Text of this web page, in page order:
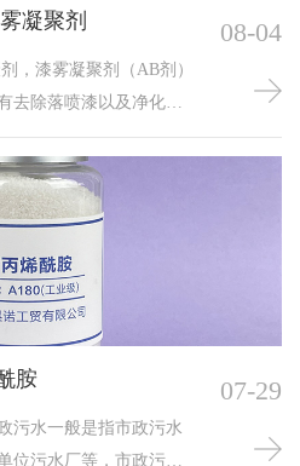
凝聚剂
，漆雾凝聚剂（AB剂）
去除落喷漆以及净化水
的滋生，防止漆雾粘帘
称AB剂或油漆污水处理
漆污水处理用净水产
剂分A剂和B剂两个组
聚漆渣并上浮，而在现
废水处理必不可少的一
性漆污水处理以及油性
08-04
胺
污水一般是指市政污水
位污水厂等，市政污水
07-29